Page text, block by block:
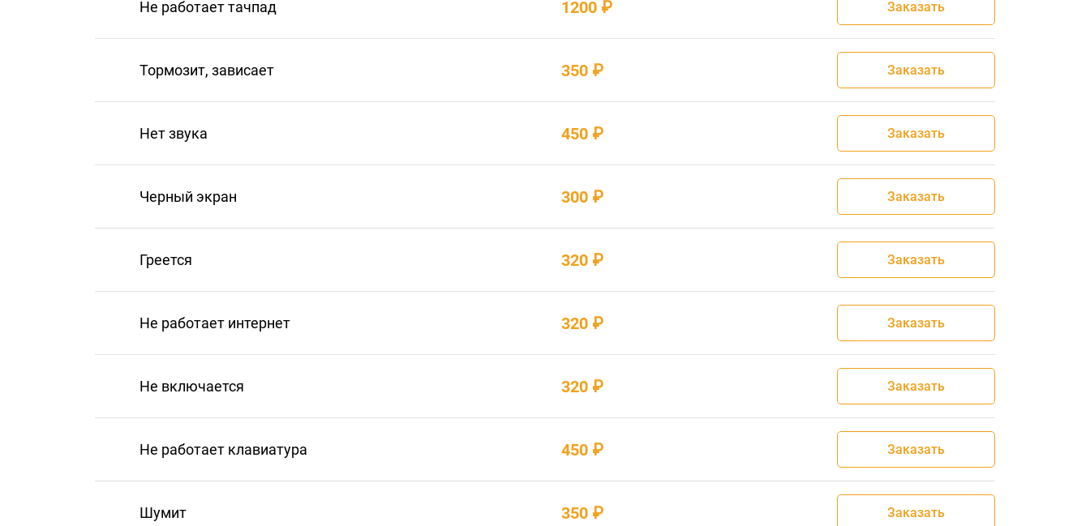
Не работает тачпад 1200 ₽ Заказать
Тормозит, зависает 350 ₽ Заказать
Нет звука 450 ₽ Заказать
Черный экран 300 ₽ Заказать
Греется 320 ₽ Заказать
Не работает интернет 320 ₽ Заказать
Не включается 320 ₽ Заказать
Не работает клавиатура 450 ₽ Заказать
Шумит 350 ₽ Заказать